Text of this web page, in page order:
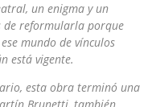
un enigma y un
de reformularla porque
mundo de vínculos
está vigente.
esta obra terminó una